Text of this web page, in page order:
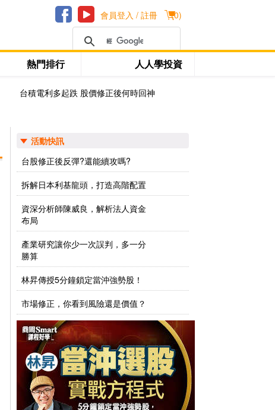
(0)
會員登入 / 註冊
熱門排行 人人學投資
台積電利多起跌 股價修正後何時回神
活動快訊
台股修正後反彈?還能續攻嗎?
拆解日本利基龍頭，打造高階配置
資深分析師陳威良，解析法人資金
布局
產業研究讓你少一次誤判，多一分
勝算
林昇傳授5分鐘鎖定當沖強勢股！
市場修正，你看到風險還是價值？